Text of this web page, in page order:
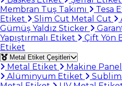
Membran Tuş Takımı
Tesa
Etiket
Slim Cut Metal Cut
Gümüş Yaldız Sticker
Yapıştırmalı Etiket
Çift Yön
Etiket
Metal Etiket Çeşitleri
Metal Etiket Makine
Alüminyum Etiket